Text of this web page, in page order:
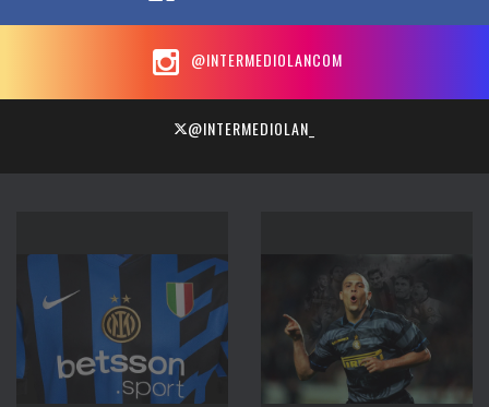
@INTERMEDIOLANCOM
@INTERMEDIOLAN_